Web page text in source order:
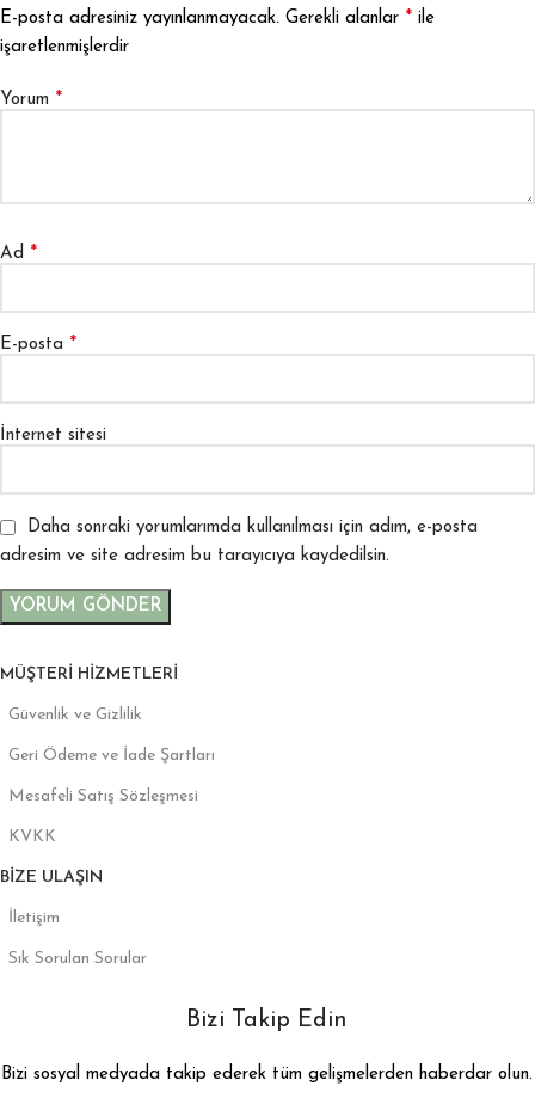
E-posta adresiniz yayınlanmayacak. Gerekli alanlar * ile
işaretlenmişlerdir
Yorum *
Ad *
E-posta *
İnternet sitesi
Daha sonraki yorumlarımda kullanılması için adım, e-posta
adresim ve site adresim bu tarayıcıya kaydedilsin.
MÜŞTERI HIZMETLERI
Güvenlik ve Gizlilik
Geri Ödeme ve İade Şartları
Mesafeli Satış Sözleşmesi
KVKK
BIZE ULAŞIN
İletişim
Sık Sorulan Sorular
Bizi Takip Edin
Bizi sosyal medyada takip ederek tüm gelişmelerden haberdar olun.